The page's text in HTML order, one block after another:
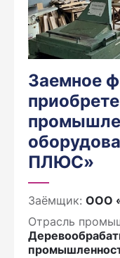
Заемное
ПЛЮС»
Заёмщик: ООО
Отрасль